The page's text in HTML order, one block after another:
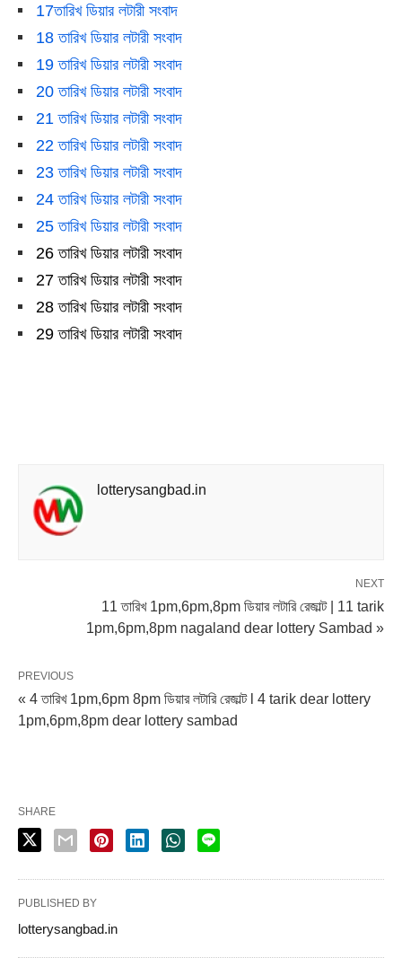
17তারিখ ডিয়ার লটারী সংবাদ
18 তারিখ ডিয়ার লটারী সংবাদ
19 তারিখ ডিয়ার লটারী সংবাদ
20 তারিখ ডিয়ার লটারী সংবাদ
21 তারিখ ডিয়ার লটারী সংবাদ
22 তারিখ ডিয়ার লটারী সংবাদ
23 তারিখ ডিয়ার লটারী সংবাদ
24 তারিখ ডিয়ার লটারী সংবাদ
25 তারিখ ডিয়ার লটারী সংবাদ
26 তারিখ ডিয়ার লটারী সংবাদ
27 তারিখ ডিয়ার লটারী সংবাদ
28 তারিখ ডিয়ার লটারী সংবাদ
29 তারিখ ডিয়ার লটারী সংবাদ
lotterysangbad.in
NEXT
11 তারিখ 1pm,6pm,8pm ডিয়ার লটারি রেজাল্ট | 11 tarik
1pm,6pm,8pm nagaland dear lottery Sambad »
PREVIOUS
« 4 তারিখ 1pm,6pm 8pm ডিয়ার লটারি রেজাল্ট l 4 tarik dear lottery
1pm,6pm,8pm dear lottery sambad
SHARE
PUBLISHED BY
lotterysangbad.in